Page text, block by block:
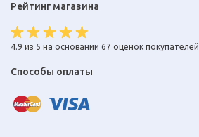
Рейтинг магазина
4.9 из 5 на основании 67 оценок покупателей
Способы оплаты